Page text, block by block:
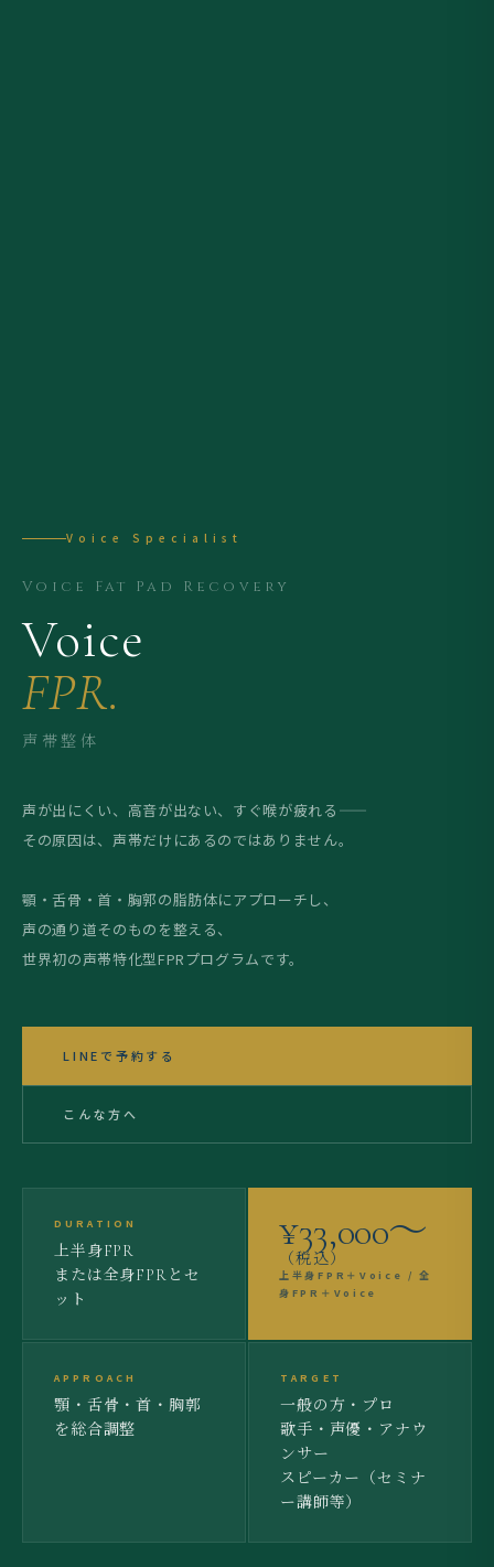
Voice Specialist
Voice Fat Pad Recovery
Voice
FPR.
声帯整体
声が出にくい、高音が出ない、すぐ喉が疲れる——
その原因は、声帯だけにあるのではありません。
顎・舌骨・首・胸郭の脂肪体にアプローチし、
声の通り道そのものを整える、
世界初の声帯特化型FPRプログラムです。
LINEで予約する
こんな方へ
DURATION
上半身FPR
または全身FPRとセ
ット
¥33,000〜
（税込）
上半身FPR＋Voice / 全
身FPR＋Voice
APPROACH
顎・舌骨・首・胸郭
を総合調整
TARGET
一般の方・プロ
歌手・声優・アナウ
ンサー
スピーカー（セミナ
ー講師等）